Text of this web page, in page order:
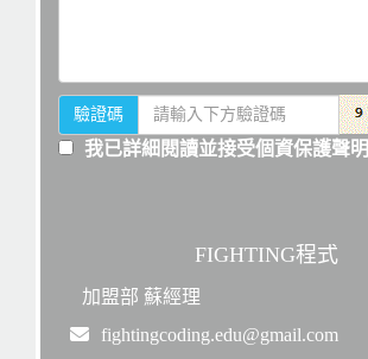
驗證碼
我已詳細閱讀並接受個資保護聲明
FIGHTING程式
加盟部 蘇經理
fightingcoding.edu@gmail.com